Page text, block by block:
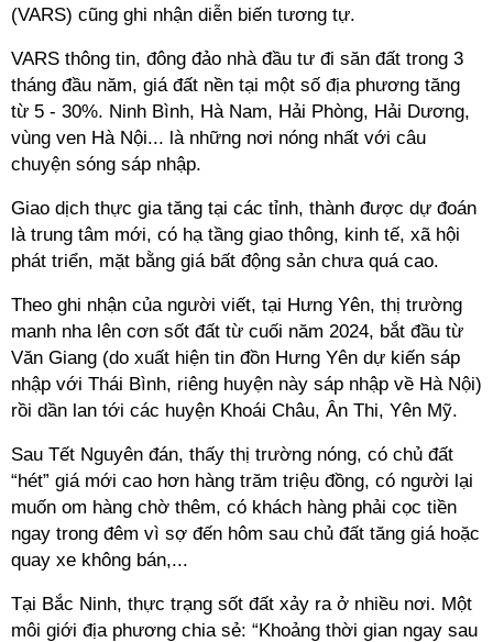
(VARS) cũng ghi nhận diễn biến tương tự.
VARS thông tin, đông đảo nhà đầu tư đi săn đất trong 3
tháng đầu năm, giá đất nền tại một số địa phương tăng
từ 5 - 30%. Ninh Bình, Hà Nam, Hải Phòng, Hải Dương,
vùng ven Hà Nội... là những nơi nóng nhất với câu
chuyện sóng sáp nhập.
Giao dịch thực gia tăng tại các tỉnh, thành được dự đoán
là trung tâm mới, có hạ tầng giao thông, kinh tế, xã hội
phát triển, mặt bằng giá bất động sản chưa quá cao.
Theo ghi nhận của người viết, tại Hưng Yên, thị trường
manh nha lên cơn sốt đất từ cuối năm 2024, bắt đầu từ
Văn Giang (do xuất hiện tin đồn Hưng Yên dự kiến sáp
nhập với Thái Bình, riêng huyện này sáp nhập về Hà Nội)
rồi dần lan tới các huyện Khoái Châu, Ân Thi, Yên Mỹ.
Sau Tết Nguyên đán, thấy thị trường nóng, có chủ đất
“hét” giá mới cao hơn hàng trăm triệu đồng, có người lại
muốn om hàng chờ thêm, có khách hàng phải cọc tiền
ngay trong đêm vì sợ đến hôm sau chủ đất tăng giá hoặc
quay xe không bán,...
Tại Bắc Ninh, thực trạng sốt đất xảy ra ở nhiều nơi. Một
môi giới địa phương chia sẻ: “Khoảng thời gian ngay sau